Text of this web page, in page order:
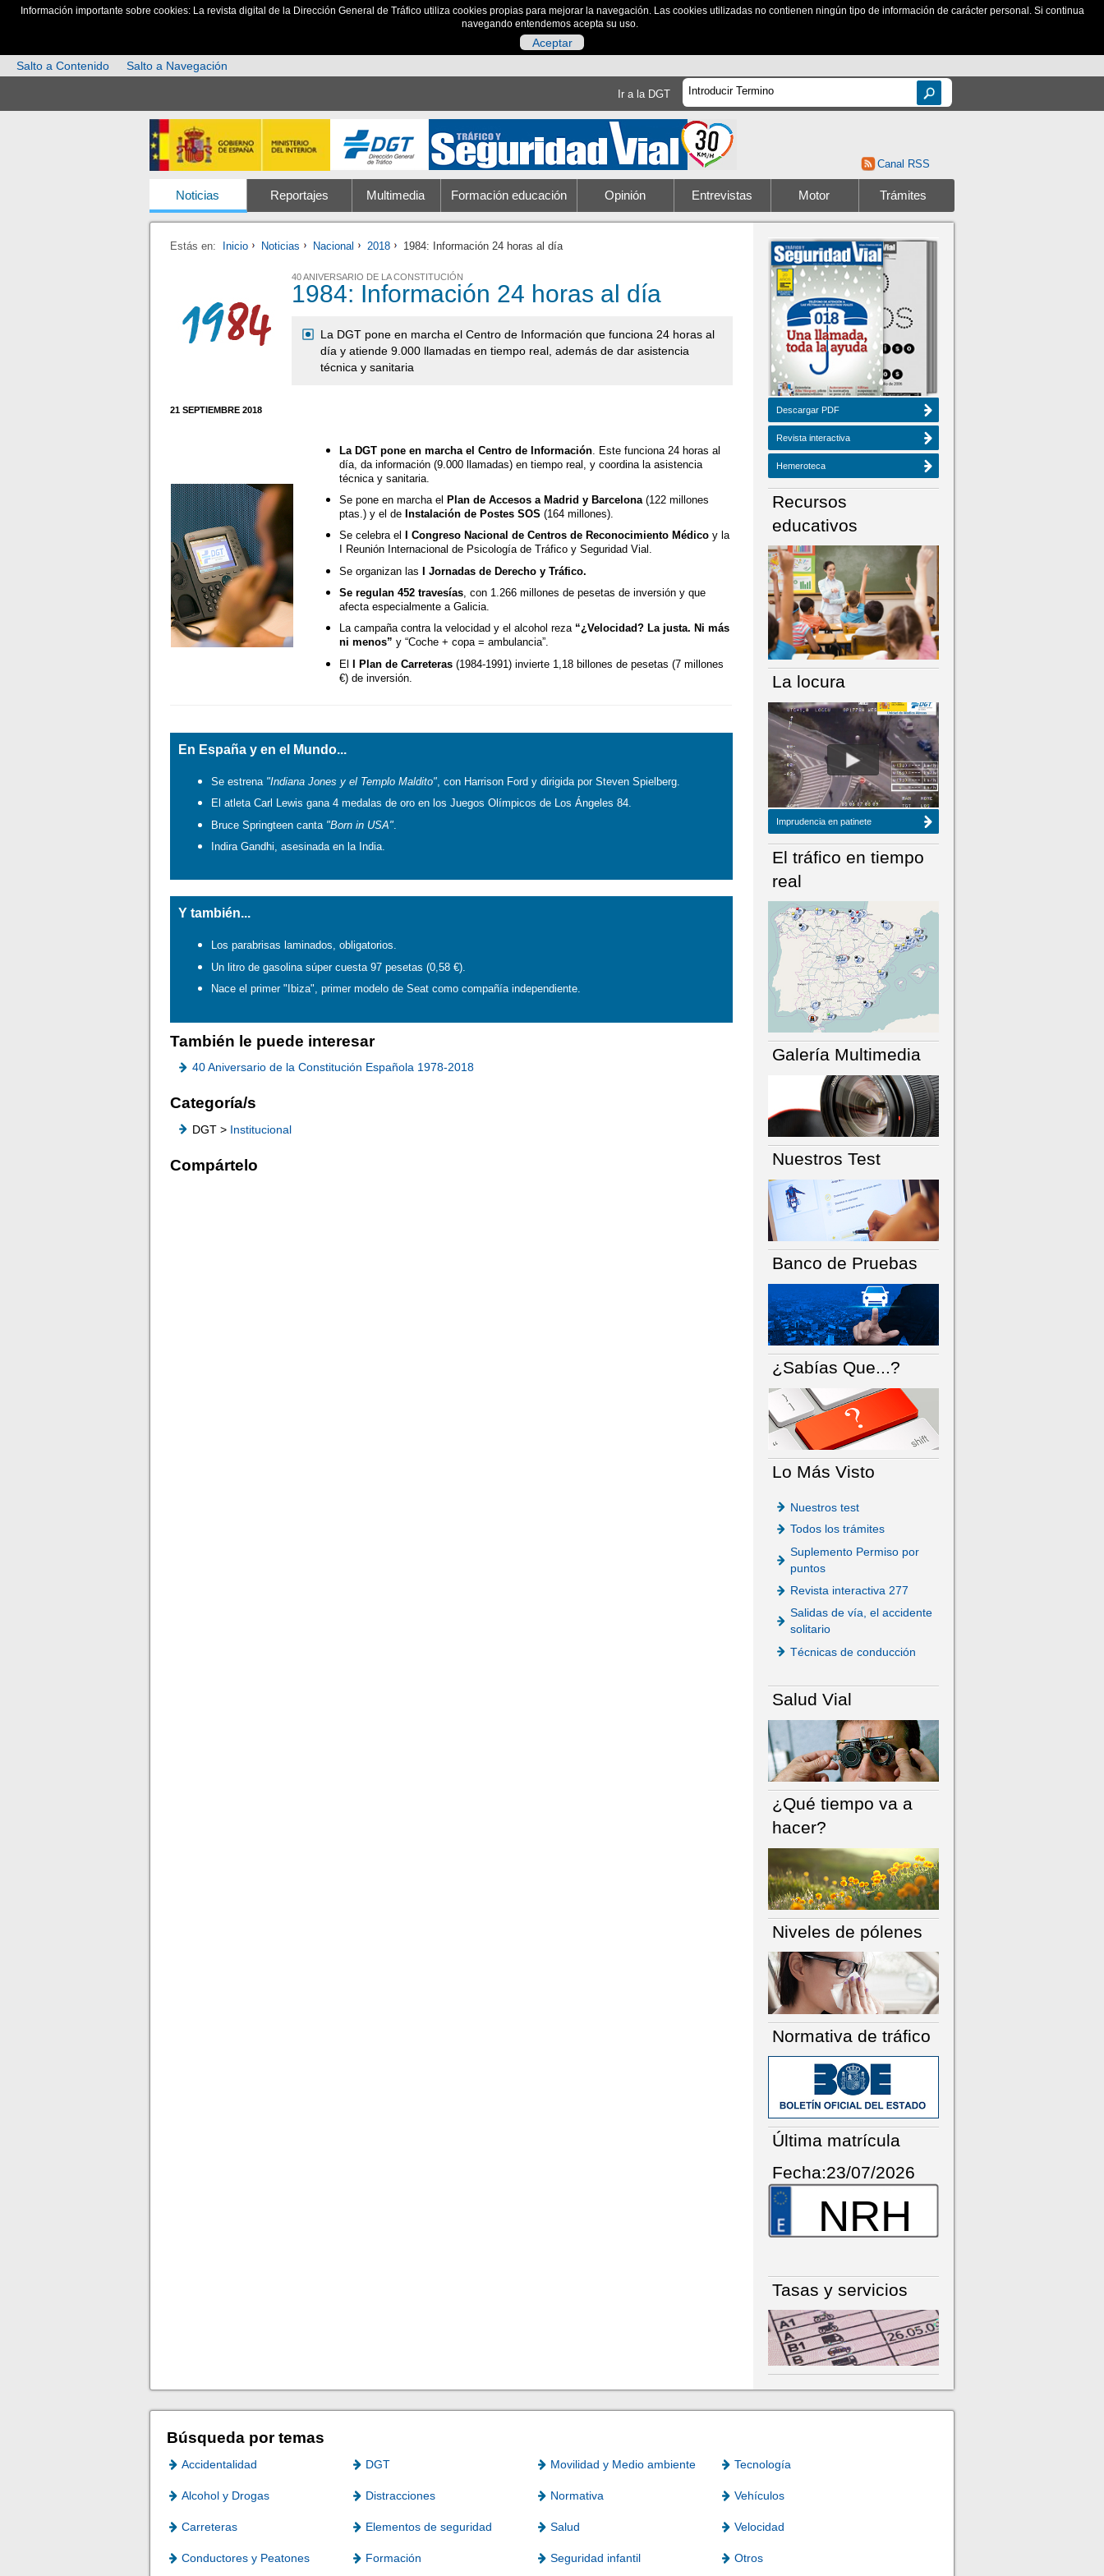
Información importante sobre cookies: La revista digital de la Dirección General de Tráfico utiliza cookies propias para mejorar la navegación. Las cookies utilizadas no contienen ningún tipo de información de carácter personal. Si continua
navegando entendemos acepta su uso.
Aceptar
Salto a Contenido
Salto a Navegación
Ir a la DGT
Canal RSS
Noticias Reportajes Multimedia Formación educación Opinión Entrevistas Motor Trámites
Estás en: Inicio Noticias Nacional 2018 1984: Información 24 horas al día
40 ANIVERSARIO DE LA CONSTITUCIÓN
1984: Información 24 horas al día
La DGT pone en marcha el Centro de Información que funciona 24 horas al
día y atiende 9.000 llamadas en tiempo real, además de dar asistencia
técnica y sanitaria
21 SEPTIEMBRE 2018
La DGT pone en marcha el Centro de Información . Este funciona 24 horas al
día, da información (9.000 llamadas) en tiempo real, y coordina la asistencia
técnica y sanitaria.
Se pone en marcha el Plan de Accesos a Madrid y Barcelona (122 millones
ptas.) y el de Instalación de Postes SOS (164 millones).
Se celebra el
I Congreso Nacional de Centros de Reconocimiento Médico y la
I Reunión Internacional de Psicología de Tráfico y Seguridad Vial.
Se organizan lasI Jornadas de Derecho y Tráfico.
Se regulan 452 travesías, con 1.266 millones de pesetas de inversión y que
afecta especialmente a Galicia.
La campaña contra la velocidad y el alcohol reza “¿Velocidad? La justa. Ni más
ni menos” y “Coche + copa = ambulancia”.
El
I Plan de Carreteras (1984-1991) invierte 1,18 billones de pesetas (7 millones
€) de inversión.
En España y en el Mundo...
Se estrena "Indiana Jones y el Templo Maldito" , con Harrison Ford y dirigida por Steven Spielberg.
El atleta Carl Lewis gana 4 medalas de oro en los Juegos Olímpicos de Los Ángeles 84.
Bruce Springteen canta "Born in USA"
Indira Gandhi, asesinada en la India.
Y también...
Los parabrisas laminados, obligatorios.
Un litro de gasolina súper cuesta 97 pesetas (0,58 €).
Nace el primer "Ibiza", primer modelo de Seat como compañía independiente.
También le puede interesar
40 Aniversario de la Constitución Española 1978-2018
Categoría/s
DGT > Institucional
Compártelo
NÚMERO ACTUAL HEMEROTECA
Descargar PDF
Revista interactiva
Hemeroteca
Recursos
educativos
La locura
Imprudencia en patinete
El tráfico en tiempo
real
Galería Multimedia
Nuestros Test
Banco de Pruebas
¿Sabías Que...?
Lo Más Visto
Nuestros test
Todos los trámites
Suplemento Permiso por
puntos
Revista interactiva 277
Salidas de vía, el accidente
solitario
Técnicas de conducción
Salud Vial
¿Qué tiempo va a
hacer?
Niveles de pólenes
Normativa de tráfico
Última matrícula
Fecha:23/07/2026
NRH
Tasas y servicios
Búsqueda por temas
Accidentalidad DGT Movilidad y Medio ambiente Tecnología
Alcohol y Drogas Distracciones Normativa Vehículos
Carreteras Elementos de seguridad Salud Velocidad
Conductores y Peatones Formación Seguridad infantil Otros